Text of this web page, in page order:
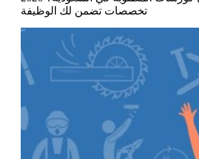
تخصصات تضمن لك الوظيفة